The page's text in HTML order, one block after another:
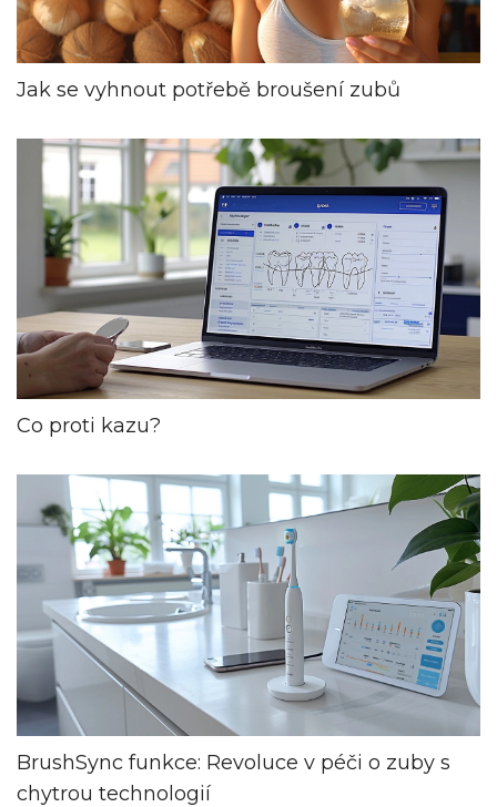
Jak se vyhnout potřebě broušení zubů
Co proti kazu?
BrushSync funkce: Revoluce v péči o zuby s
chytrou technologií